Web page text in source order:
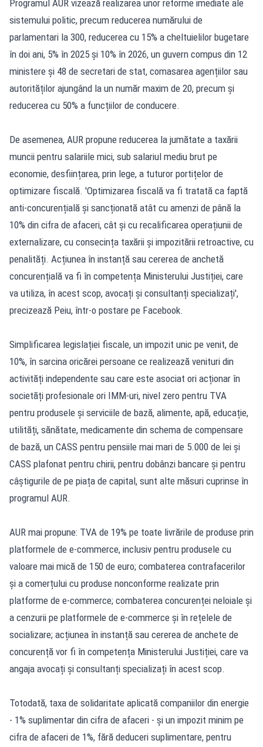
Programul AUR vizează realizarea unor reforme imediate ale
sistemului politic, precum reducerea numărului de
parlamentari la 300, reducerea cu 15% a cheltuielilor bugetare
în doi ani, 5% în 2025 și 10% în 2026, un guvern compus din 12
ministere și 48 de secretari de stat, comasarea agențiilor sau
autorităților ajungând la un număr maxim de 20, precum și
reducerea cu 50% a funcțiilor de conducere.
De asemenea, AUR propune reducerea la jumătate a taxării
muncii pentru salariile mici, sub salariul mediu brut pe
economie, desființarea, prin lege, a tuturor portițelor de
optimizare fiscală. 'Optimizarea fiscală va fi tratată ca faptă
anti-concurențială și sancționată atât cu amenzi de până la
10% din cifra de afaceri, cât și cu recalificarea operațiunii de
externalizare, cu consecința taxării și impozitării retroactive, cu
penalități. Acțiunea în instanță sau cererea de anchetă
concurențială va fi în competența Ministerului Justiției, care
va utiliza, în acest scop, avocați și consultanți specializați',
precizează Peiu, într-o postare pe Facebook.
Simplificarea legislației fiscale, un impozit unic pe venit, de
10%, în sarcina oricărei persoane ce realizează venituri din
activități independente sau care este asociat ori acționar în
societăți profesionale ori IMM-uri, nivel zero pentru TVA
pentru produsele și serviciile de bază, alimente, apă, educație,
utilități, sănătate, medicamente din schema de compensare
de bază, un CASS pentru pensiile mai mari de 5.000 de lei și
CASS plafonat pentru chirii, pentru dobânzi bancare și pentru
câștigurile de pe piața de capital, sunt alte măsuri cuprinse în
programul AUR.
AUR mai propune: TVA de 19% pe toate livrările de produse prin
platformele de e-commerce, inclusiv pentru produsele cu
valoare mai mică de 150 de euro; combaterea contrafacerilor
și a comerțului cu produse nonconforme realizate prin
platforme de e-commerce; combaterea concurenței neloiale și
a cenzurii pe platformele de e-commerce și în rețelele de
socializare; acțiunea în instanță sau cererea de anchete de
concurență vor fi în competența Ministerului Justiției, care va
angaja avocați și consultanți specializați în acest scop.
Totodată, taxa de solidaritate aplicată companiilor din energie
- 1% suplimentar din cifra de afaceri - și un impozit minim pe
cifra de afaceri de 1%, fără deduceri suplimentare, pentru